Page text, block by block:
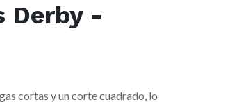
Derby -
cortas y un corte cuadrado, lo